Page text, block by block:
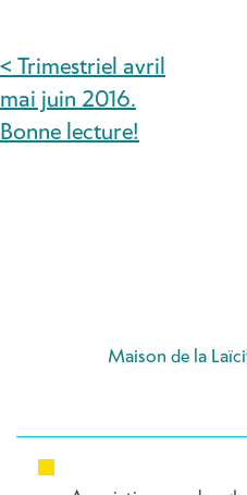
NAVIGATION
DE
< Trimestriel avril
mai juin 2016.
Bonne lecture!
Maison de la